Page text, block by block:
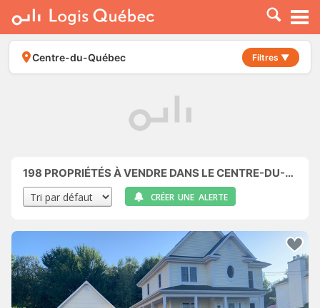
À LOUER
À VENDRE
PLACER UNE ANNONCE
Centre-du-Québec Filtres ▼
198 PROPRIÉTÉS À VENDRE DANS LE CENTRE-DU-QUÉBEC
CRÉER UNE ALERTE